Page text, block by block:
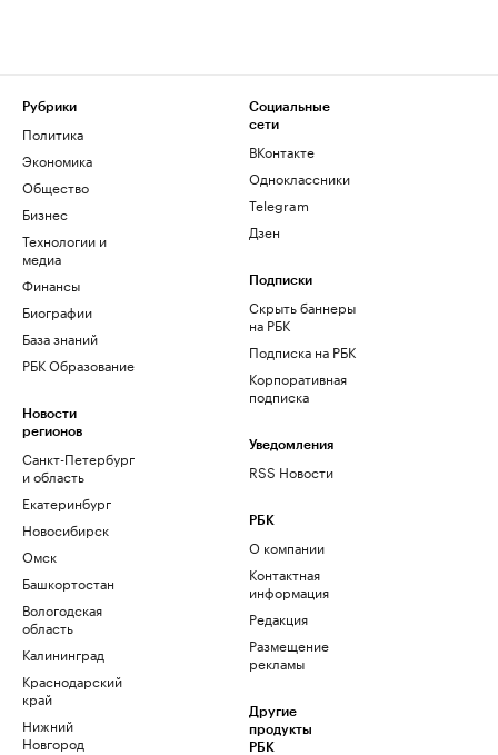
Рубрики
Политика
Экономика
Общество
Бизнес
Технологии и
медиа
Финансы
Биографии
База знаний
РБК Образование
Новости
регионов
Санкт-Петербург
и область
Екатеринбург
Новосибирск
Омск
Башкортостан
Вологодская
область
Калининград
Краснодарский
край
Нижний
Новгород
Социальные
сети
ВКонтакте
Одноклассники
Telegram
Дзен
Подписки
Скрыть баннеры
на РБК
Подписка на РБК
Корпоративная
подписка
Уведомления
RSS Новости
РБК
О компании
Контактная
информация
Редакция
Размещение
рекламы
Другие
продукты
РБК